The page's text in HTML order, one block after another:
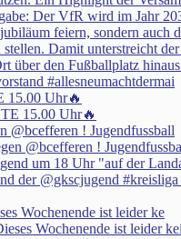
15.00 Uhr🔥
@bcefferen ! Jugendfussball
Wochenende ist leider ke